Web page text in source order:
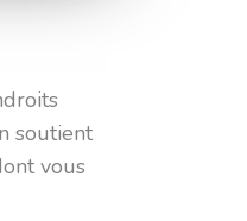
soutient
vous